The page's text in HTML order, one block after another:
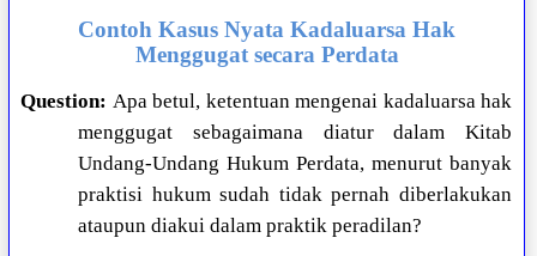
Contoh Kasus Nyata Kadaluarsa Hak
Menggugat secara Perdata
Question: Apa betul, ketentuan mengenai kadaluarsa hak
menggugat sebagaimana diatur dalam Kitab
Undang-Undang Hukum Perdata, menurut banyak
praktisi hukum sudah tidak pernah diberlakukan
ataupun diakui dalam praktik peradilan?